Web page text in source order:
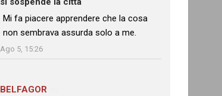
: “
Mi fa piacere apprendere che la cosa
non sembrava assurda solo a me.
Ago 5, 15:26
BELFAGOR